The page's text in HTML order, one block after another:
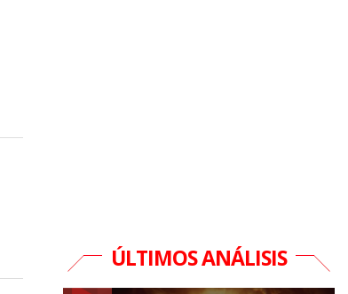
ÚLTIMOS ANÁLISIS